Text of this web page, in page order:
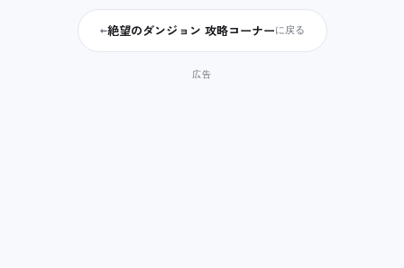
←絶望のダンジョン 攻略コーナーに戻る